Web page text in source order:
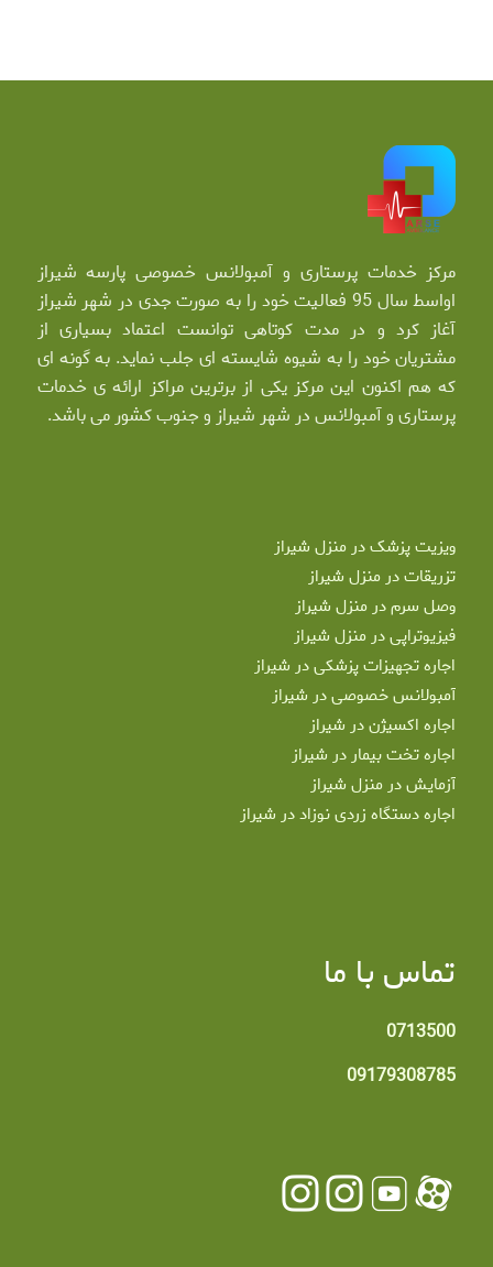
مرکز خدمات پرستاری و آمبولانس خصوصی پارسه شیراز
اواسط سال 95 فعالیت خود را به صورت جدی در شهر شیراز
آغاز کرد و در مدت کوتاهی توانست اعتماد بسیاری از
مشتریان خود را به شیوه شایسته ای جلب نماید. به گونه ای
که هم اکنون این مرکز یکی از برترین مراکز ارائه ی خدمات
پرستاری و آمبولانس در شهر شیراز و جنوب کشور می باشد.
ویزیت پزشک در منزل شیراز
تزریقات در منزل شیراز
وصل سرم در منزل شیراز
فیزیوتراپی در منزل شیراز
اجاره تجهیزات پزشکی در شیراز
آمبولانس خصوصی در شیراز
اجاره اکسیژن در شیراز
اجاره تخت بیمار در شیراز
آزمایش در منزل شیراز
اجاره دستگاه زردی نوزاد در شیراز
تماس با ما
0713500
09179308785